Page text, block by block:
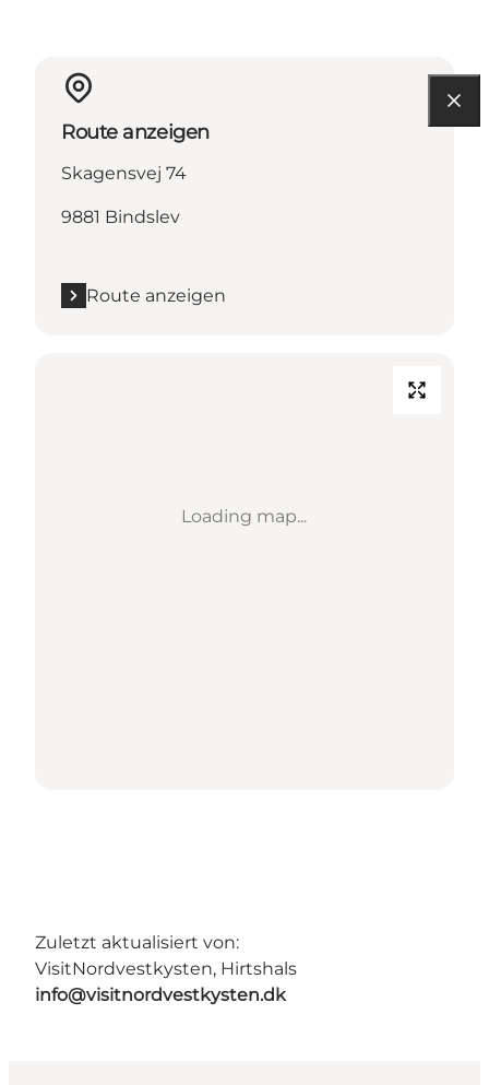
Route anzeigen
Skagensvej 74
9881 Bindslev
Route anzeigen
Loading map...
Zuletzt aktualisiert von:
VisitNordvestkysten, Hirtshals
info@visitnordvestkysten.dk